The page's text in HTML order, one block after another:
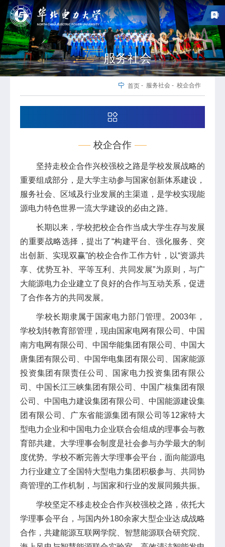
服务社会
首页 - 服务社会 - 校企合作
校企合作
坚持走校企合作兴校强校之路是学校发展战略的
重要组成部分，是大学主动参与国家创新体系建设，
服务社会、区域及行业发展的主渠道，是学校实现能
源电力特色世界一流大学建设的必由之路。
长期以来，学校把校企合作当成大学生存与发展
的重要战略选择，提出了“构建平台、强化服务、突
出创新、实现双赢”的校企合作工作方针，以“资源共
享、优势互补、平等互利、共同发展”为原则，与广
大能源电力企业建立了良好的合作与互动关系，促进
了合作各方的共同发展。
学校长期隶属于国家电力部门管理。2003年，
学校划转教育部管理，现由国家电网有限公司、中国
南方电网有限公司、中国华能集团有限公司、中国大
唐集团有限公司、中国华电集团有限公司、国家能源
投资集团有限责任公司、国家电力投资集团有限公
司、中国长江三峡集团有限公司、中国广核集团有限
公司、中国电力建设集团有限公司、中国能源建设集
团有限公司、广东省能源集团有限公司等12家特大
型电力企业和中国电力企业联合会组成的理事会与教
育部共建。大学理事会制度是社会参与办学最大的制
度优势。学校不断完善大学理事会平台，面向能源电
力行业建立了全国特大型电力集团积极参与、共同协
商管理的工作机制，与国家和行业的发展同频共振。
学校坚定不移走校企合作兴校强校之路，依托大
学理事会平台，与国内外180余家大型企业达成战略
合作，共建能源互联网学院、智慧能源联合研究院、